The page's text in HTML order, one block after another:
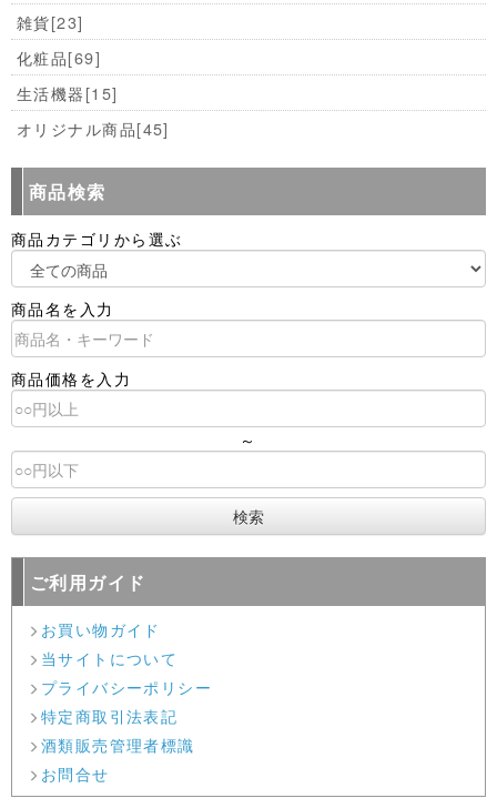
雑貨[23]
化粧品[69]
生活機器[15]
オリジナル商品[45]
商品検索
商品カテゴリから選ぶ
商品名を入力
商品価格を入力
～
ご利用ガイド
お買い物ガイド
当サイトについて
プライバシーポリシー
特定商取引法表記
酒類販売管理者標識
お問合せ